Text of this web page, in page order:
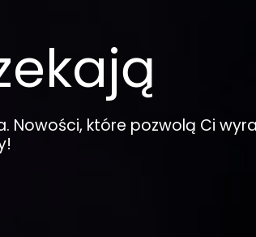
Nowości, które pozwolą Ci